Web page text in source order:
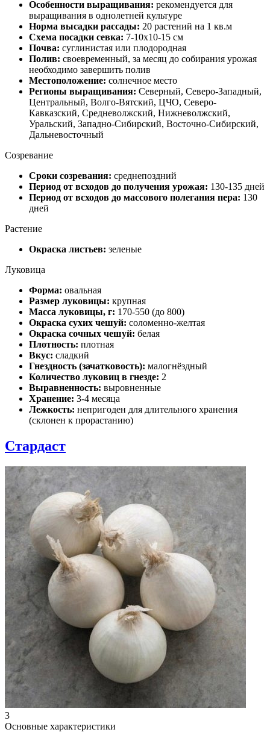
Особенности выращивания: рекомендуется для
выращивания в однолетней культуре
Норма высадки рассады: 20 растений на 1 кв.м
Схема посадки севка: 7-10х10-15 см
Почва: суглинистая или плодородная
Полив: своевременный, за месяц до собирания урожая
необходимо завершить полив
Местоположение: солнечное место
Регионы выращивания: Северный, Северо-Западный,
Центральный, Волго-Вятский, ЦЧО, Северо-
Кавказский, Средневолжский, Нижневолжский,
Уральский, Западно-Сибирский, Восточно-Сибирский,
Дальневосточный
Созревание
Сроки созревания: среднепоздний
Период от всходов до получения урожая: 130-135 дней
Период от всходов до массового полегания пера: 130
дней
Растение
Окраска листьев: зеленые
Луковица
Форма: овальная
Размер луковицы: крупная
Масса луковицы, г: 170-550 (до 800)
Окраска сухих чешуй: соломенно-желтая
Окраска сочных чешуй: белая
Плотность: плотная
Вкус: сладкий
Гнездность (зачатковость): малогнёздный
Количество луковиц в гнезде: 2
Выравненность: выровненные
Хранение: 3-4 месяца
Лежкость: непригоден для длительного хранения
(склонен к прорастанию)
Стардаст
3
Основные характеристики